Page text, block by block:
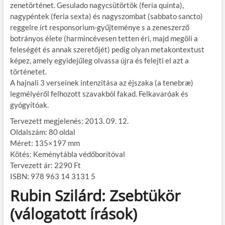
zenetörténet. Gesulado nagycsütörtök (feria quinta),
nagypéntek (feria sexta) és nagyszombat (sabbato sancto)
reggelre írt responsorium-gyűjteménye s a zeneszerző
botrányos élete (harmincévesen tetten éri, majd megöli a
feleségét és annak szeretőjét) pedig olyan metakontextust
képez, amely egyidejűleg olvassa újra és felejti el azt a
történetet.
A hajnali 3 verseinek intenzitása az éjszaka (a tenebræ)
legmélyéről felhozott szavakból fakad. Felkavaróak és
gyógyítóak.
Tervezett megjelenés: 2013. 09. 12.
Oldalszám: 80 oldal
Méret: 135×197 mm
Kötés: Keménytábla védőborítóval
Tervezett ár: 2290 Ft
ISBN: 978 963 14 3131 5
Rubin Szilárd: Zsebtükör
(válogatott írások)